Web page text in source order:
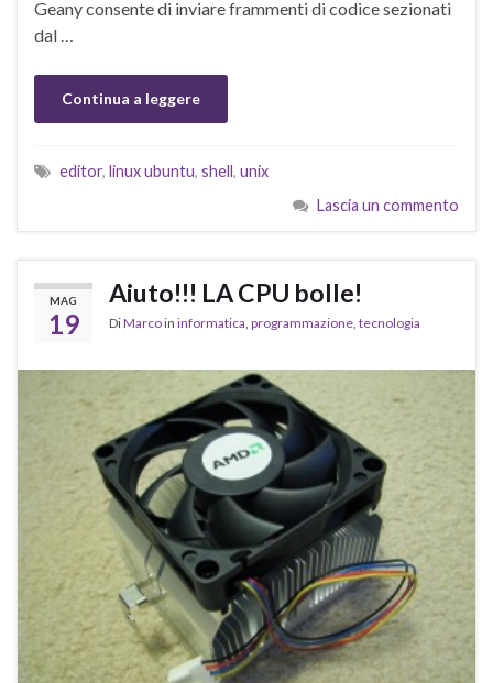
Geany consente di inviare frammenti di codice sezionati
dal …
Continua a leggere
editor, linux ubuntu, shell, unix
Lascia un commento
MAG
19
Aiuto!!! LA CPU bolle!
DiMarcoin informatica, programmazione, tecnologia